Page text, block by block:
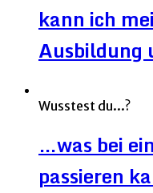
kann ich
Ausbildung
Wusstest du...?
…was bei
passieren